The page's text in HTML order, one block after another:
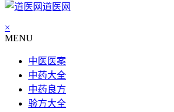
道医网
×
MENU
中医医案
中药大全
中药良方
验方大全